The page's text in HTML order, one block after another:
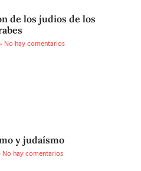
de los judios de los
No hay comentarios
y judaísmo
No hay comentarios